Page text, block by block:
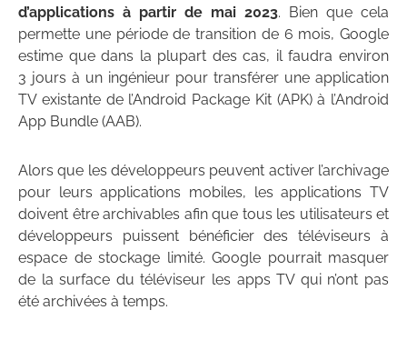
d’applications à partir de mai 2023. Bien que cela
permette une période de transition de 6 mois, Google
estime que dans la plupart des cas, il faudra environ
3 jours à un ingénieur pour transférer une application
TV existante de l’Android Package Kit (APK) à l’Android
App Bundle (AAB).
Alors que les développeurs peuvent activer l’archivage
pour leurs applications mobiles, les applications TV
doivent être archivables afin que tous les utilisateurs et
développeurs puissent bénéficier des téléviseurs à
espace de stockage limité. Google pourrait masquer
de la surface du téléviseur les apps TV qui n’ont pas
été archivées à temps.